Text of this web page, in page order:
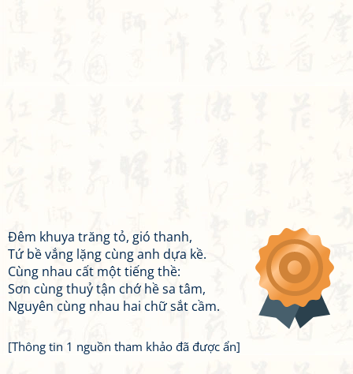
Đêm khuya trăng tỏ, gió thanh,
Tứ bề vắng lặng cùng anh dựa kề.
Cùng nhau cất một tiếng thề:
Sơn cùng thuỷ tận chớ hề sa tâm,
Nguyên cùng nhau hai chữ sắt cầm.
[Thông tin 1 nguồn tham khảo đã được ẩn]